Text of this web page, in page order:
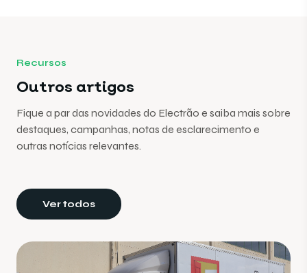
Recursos
Outros artigos
Fique a par das novidades do Electrão e saiba mais sobre
destaques, campanhas, notas de esclarecimento e
outras notícias relevantes.
Ver todos